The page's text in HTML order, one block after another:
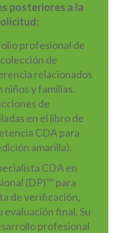
posteriores a la
profesional de
de
relacionados
niños y familias.
de
en el libro de
CDA para
amarilla).
CDA en
(DP)™ para
de verificación,
evaluación final. Su
profesional